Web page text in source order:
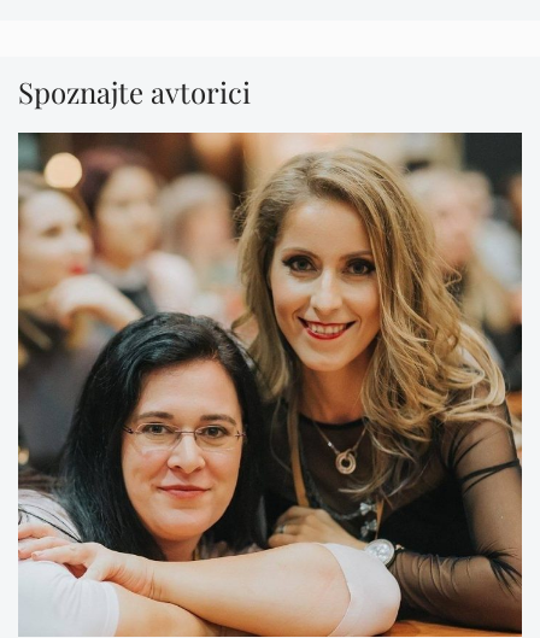
Spoznajte avtorici